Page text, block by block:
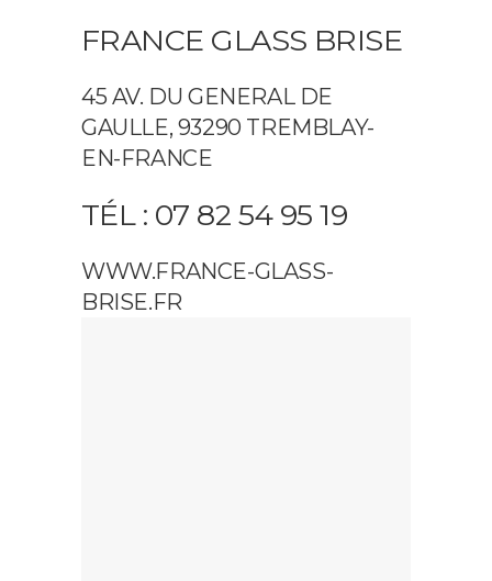
FRANCE GLASS BRISE
45 AV. DU GENERAL DE
GAULLE, 93290 TREMBLAY-
EN-FRANCE
TÉL : 07 82 54 95 19
WWW.FRANCE-GLASS-
BRISE.FR